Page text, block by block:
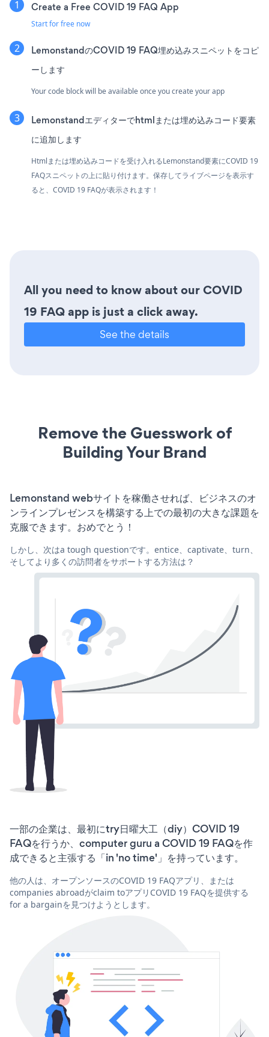
Create a Free COVID 19 FAQ App
Start for free now
LemonstandのCOVID 19 FAQ埋め込みスニペットをコピ
ーします
Your code block will be available once you create your app
Lemonstandエディターでhtmlまたは埋め込みコード要素
に追加します
Htmlまたは埋め込みコードを受け入れるLemonstand要素にCOVID 19
FAQスニペットの上に貼り付けます。保存してライブページを表示す
ると、COVID 19 FAQが表示されます！
All you need to know about our COVID
19 FAQ app is just a click away.
See the details
Remove the Guesswork of
Building Your Brand
Lemonstand webサイトを稼働させれば、ビジネスのオ
ンラインプレゼンスを構築する上での最初の大きな課題を
克服できます。おめでとう！
しかし、次はa tough questionです。entice、captivate、turn、
そしてより多くの訪問者をサポートする方法は？
一部の企業は、最初にtry日曜大工（diy）COVID 19
FAQを行うか、computer guru a COVID 19 FAQを作
成できると主張する「in 'no time'」を持っています。
他の人は、オープンソースのCOVID 19 FAQアプリ、または
companies abroadがclaim toアプリCOVID 19 FAQを提供する
for a bargainを見つけようとします。